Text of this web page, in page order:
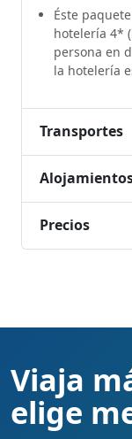
Éste
hotelería 4*
persona en
la hotelería
Transportes
Precios
Viaja
elige